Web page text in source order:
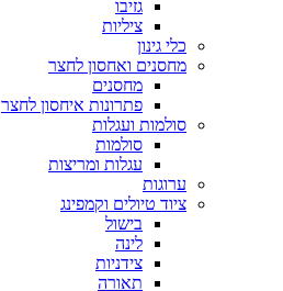
גזיבו
ציליות
כלי גינון
מחסנים ואחסון לחצר
מחסנים
פתרונות איחסון לחצר
סולמות ועגלות
סולמות
עגלות ומריצות
ערוגות
ציוד טיולים וקמפינג
בישול
לינה
צידניות
תאורה